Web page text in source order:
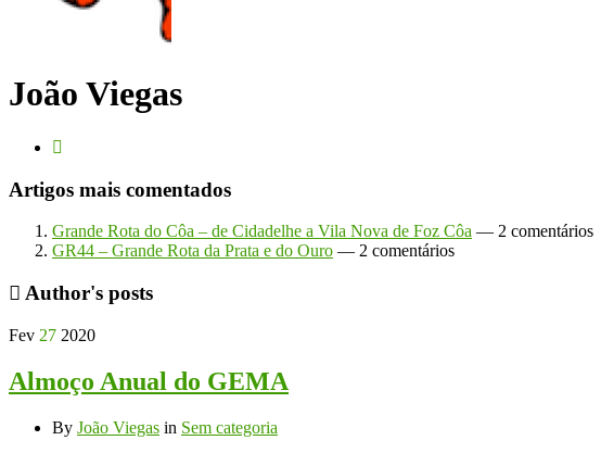
João Viegas
Artigos mais comentados
Grande Rota do Côa – de Cidadelhe a Vila Nova de Foz Côa — 2 comentários
GR44 – Grande Rota da Prata e do Ouro — 2 comentários
Author's posts
Fev 27 2020
Almoço Anual do GEMA
By João Viegas in Sem categoria